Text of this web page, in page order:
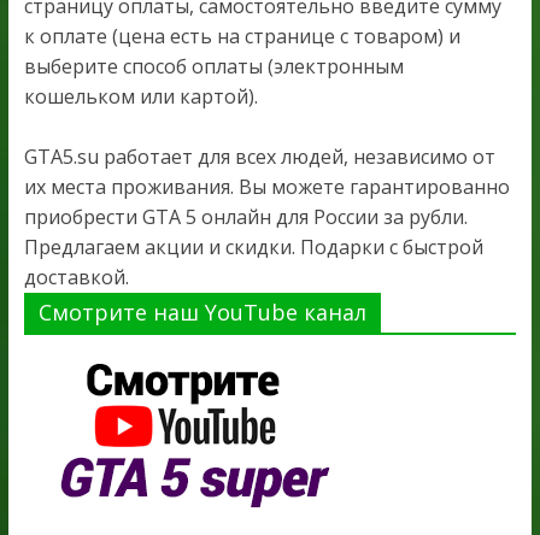
страницу оплаты, самостоятельно введите сумму
к оплате (цена есть на странице с товаром) и
выберите способ оплаты (электронным
кошельком или картой).
GTA5.su работает для всех людей, независимо от
их места проживания. Вы можете гарантированно
приобрести GTA 5 онлайн для России за рубли.
Предлагаем акции и скидки. Подарки с быстрой
доставкой.
Смотрите наш YouTube канал